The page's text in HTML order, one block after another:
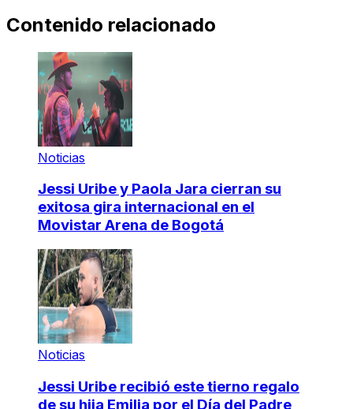
Contenido relacionado
Noticias
Jessi Uribe y Paola Jara cierran su
exitosa gira internacional en el
Movistar Arena de Bogotá
Noticias
Jessi Uribe recibió este tierno regalo
de su hija Emilia por el Día del Padre